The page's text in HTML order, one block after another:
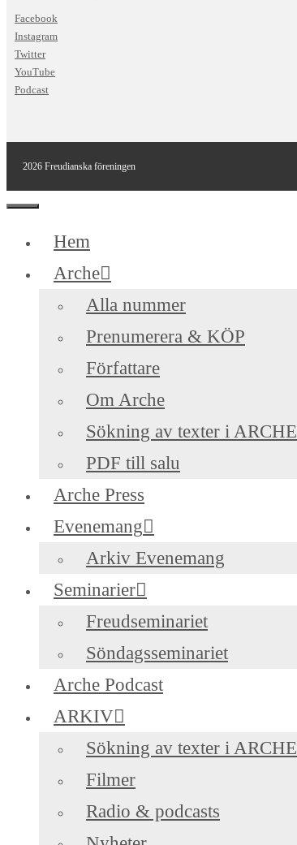
Facebook
Instagram
Twitter
YouTube
Podcast
2026 Freudianska föreningen
Stäng
Hem
Arche
Alla nummer
Prenumerera & KÖP
Författare
Om Arche
Sökning av texter i ARCHE
PDF till salu
Arche Press
Evenemang
Arkiv Evenemang
Seminarier
Freudseminariet
Söndagsseminariet
Arche Podcast
ARKIV
Sökning av texter i ARCHE
Filmer
Radio & podcasts